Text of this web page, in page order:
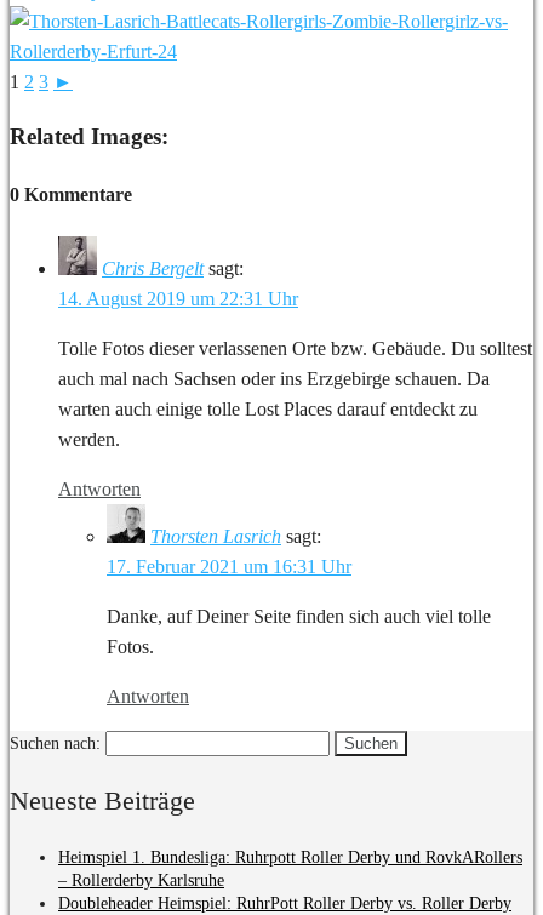
1 2 3 ►
Related Images:
0 Kommentare
Chris Bergelt sagt:
14. August 2019 um 22:31 Uhr
Tolle Fotos dieser verlassenen Orte bzw. Gebäude. Du solltest
auch mal nach Sachsen oder ins Erzgebirge schauen. Da
warten auch einige tolle Lost Places darauf entdeckt zu
werden.
Antworten
Thorsten Lasrich sagt:
17. Februar 2021 um 16:31 Uhr
Danke, auf Deiner Seite finden sich auch viel tolle
Fotos.
Antworten
Suchen nach:
Neueste Beiträge
Heimspiel 1. Bundesliga: Ruhrpott Roller Derby und RovkARollers
– Rollerderby Karlsruhe
Doubleheader Heimspiel: RuhrPott Roller Derby vs. Roller Derby